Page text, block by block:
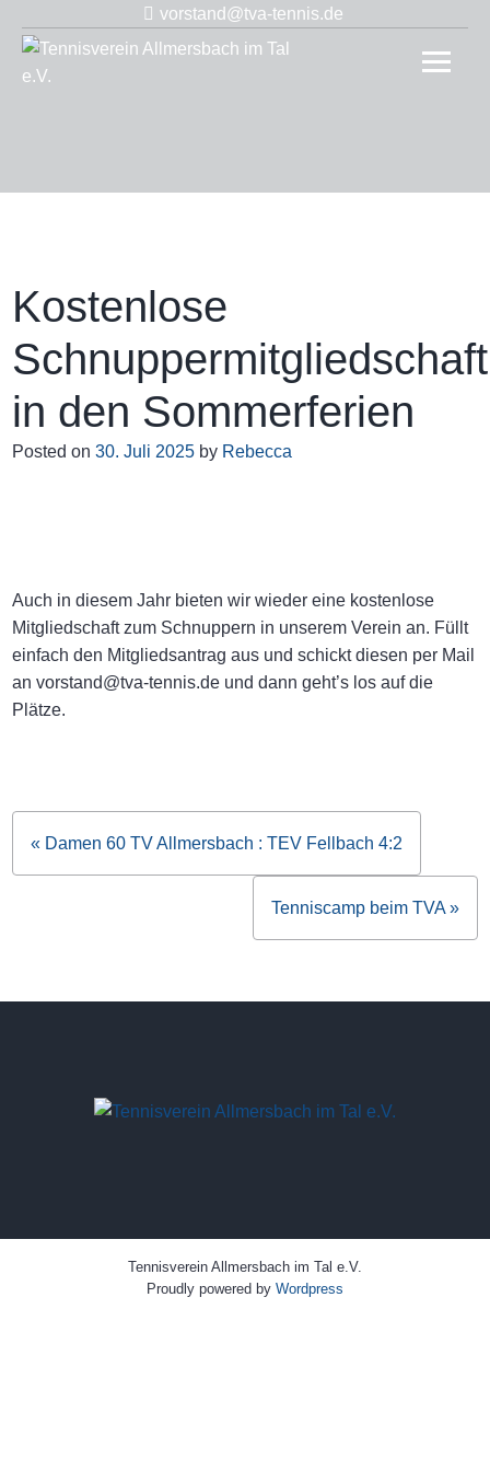
content
vorstand@tva-tennis.de
Kostenlose
Schnuppermitgliedschaft
in den Sommerferien
Posted on30. Juli 2025 by Rebecca
Auch in diesem Jahr bieten wir wieder eine kostenlose
Mitgliedschaft zum Schnuppern in unserem Verein an. Füllt
einfach den Mitgliedsantrag aus und schickt diesen per Mail
an vorstand@tva-tennis.de und dann geht’s los auf die
Plätze.
Beitragsnavigation
« Damen 60 TV Allmersbach : TEV Fellbach 4:2
Tenniscamp beim TVA »
Tennisverein
Tennisverein Allmersbach im Tal e.V.
Proudly powered by Wordpress